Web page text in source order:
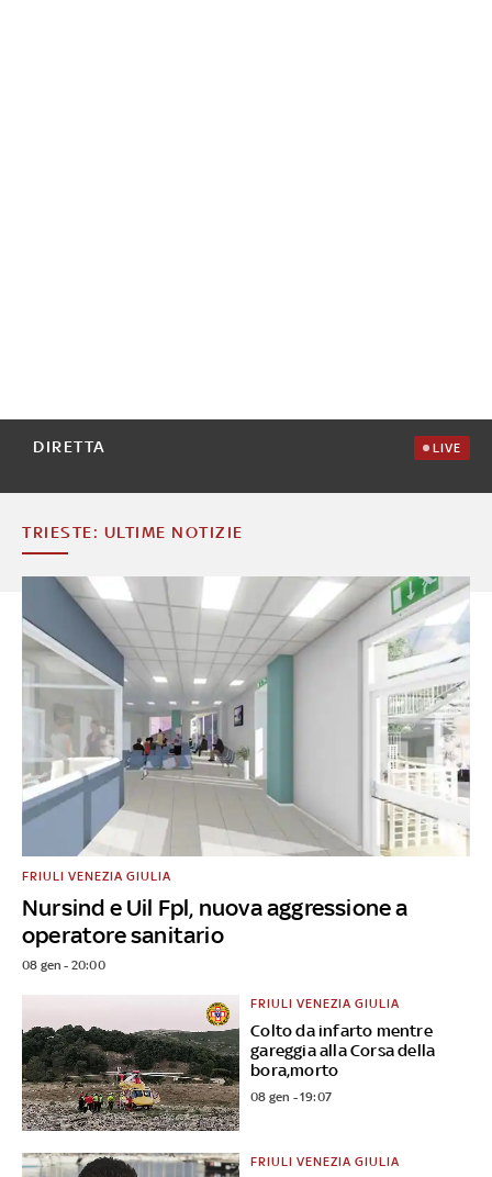
DIRETTA LIVE
TRIESTE: ULTIME NOTIZIE
Nursind e Uil Fpl, nuova aggressione a
operatore sanitario
FRIULI VENEZIA GIULIA
08 gen - 20:00
Colto da infarto mentre
gareggia alla Corsa della
bora,morto
FRIULI VENEZIA GIULIA
08 gen - 19:07
FRIULI VENEZIA GIULIA